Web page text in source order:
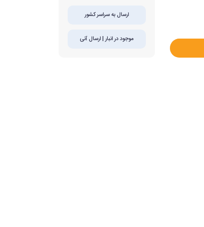
ارسال به سراسر کشور
موجود در انبار | ارسال آنی